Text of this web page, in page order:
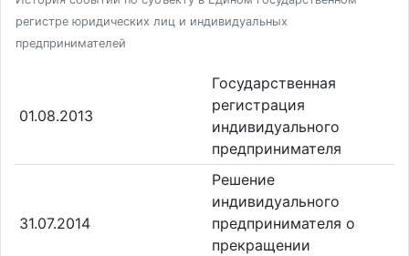
регистре юридических лиц и индивидуальных
предпринимателей
01.08.2013
Государственная
регистрация
индивидуального
предпринимателя
31.07.2014
Решение
индивидуального
предпринимателя о
прекращении